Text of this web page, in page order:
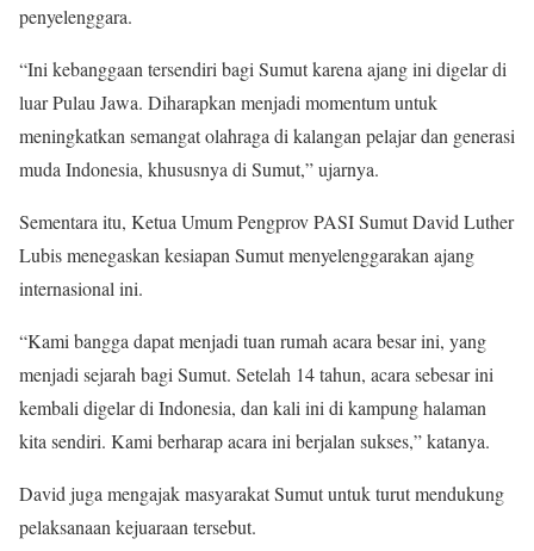
penyelenggara.
“Ini kebanggaan tersendiri bagi Sumut karena ajang ini digelar di
luar Pulau Jawa. Diharapkan menjadi momentum untuk
meningkatkan semangat olahraga di kalangan pelajar dan generasi
muda Indonesia, khususnya di Sumut,” ujarnya.
Sementara itu, Ketua Umum Pengprov PASI Sumut David Luther
Lubis menegaskan kesiapan Sumut menyelenggarakan ajang
internasional ini.
“Kami bangga dapat menjadi tuan rumah acara besar ini, yang
menjadi sejarah bagi Sumut. Setelah 14 tahun, acara sebesar ini
kembali digelar di Indonesia, dan kali ini di kampung halaman
kita sendiri. Kami berharap acara ini berjalan sukses,” katanya.
David juga mengajak masyarakat Sumut untuk turut mendukung
pelaksanaan kejuaraan tersebut.